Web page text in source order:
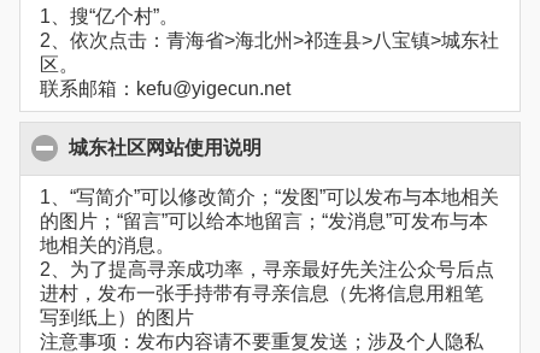
1、搜“亿个村”。
2、依次点击：青海省>海北州>祁连县>八宝镇>城东社
区。
联系邮箱：kefu@yigecun.net
城东社区网站使用说明
1、“写简介”可以修改简介；“发图”可以发布与本地相关
的图片；“留言”可以给本地留言；“发消息”可发布与本
地相关的消息。
2、为了提高寻亲成功率，寻亲最好先关注公众号后点
进村，发布一张手持带有寻亲信息（先将信息用粗笔
写到纸上）的图片
注意事项：发布内容请不要重复发送；涉及个人隐私